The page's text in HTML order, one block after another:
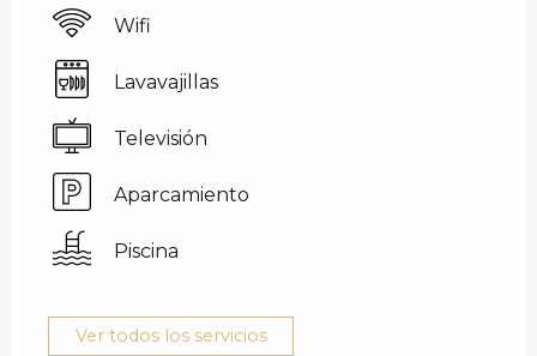
Wifi
Lavavajillas
Televisión
Aparcamiento
Piscina
Ver todos los servicios